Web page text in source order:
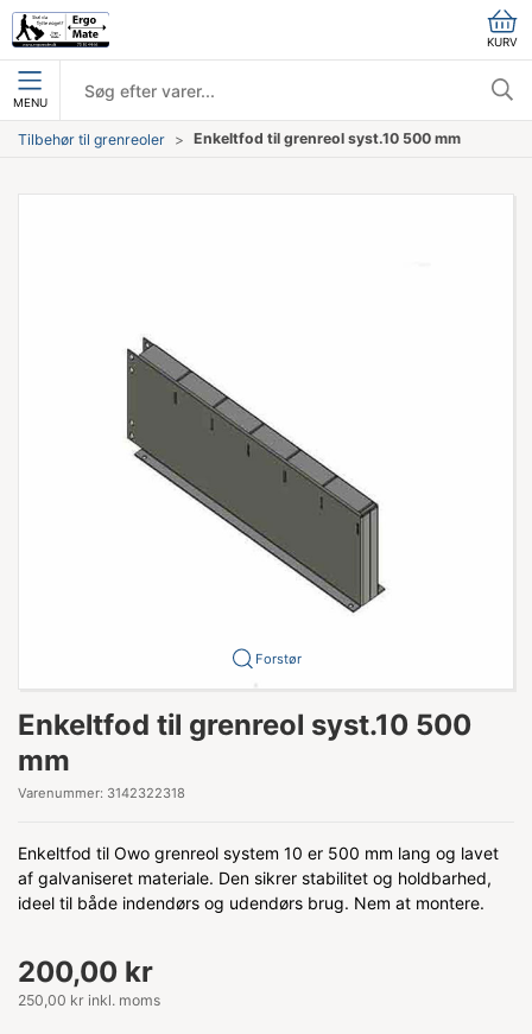
KURV
MENU
Tilbehør til grenreoler Enkeltfod til grenreol syst.10 500 mm
Forstør
Enkeltfod til grenreol syst.10 500
mm
Varenummer: 3142322318
Enkeltfod til Owo grenreol system 10 er 500 mm lang og lavet
af galvaniseret materiale. Den sikrer stabilitet og holdbarhed,
ideel til både indendørs og udendørs brug. Nem at montere.
200,00 kr
250,00 kr inkl. moms